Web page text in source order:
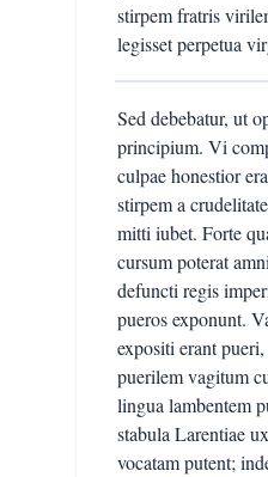
stirpem fratris
legisset perpetua
Sed debebatur, ut
principium. Vi
culpae honestior
stirpem a
mitti iubet. Forte
cursum poterat
defuncti regis
pueros exponunt.
expositi erant
puerilem vagitum
lingua lambentem
stabula Larentiae
vocatam putent;